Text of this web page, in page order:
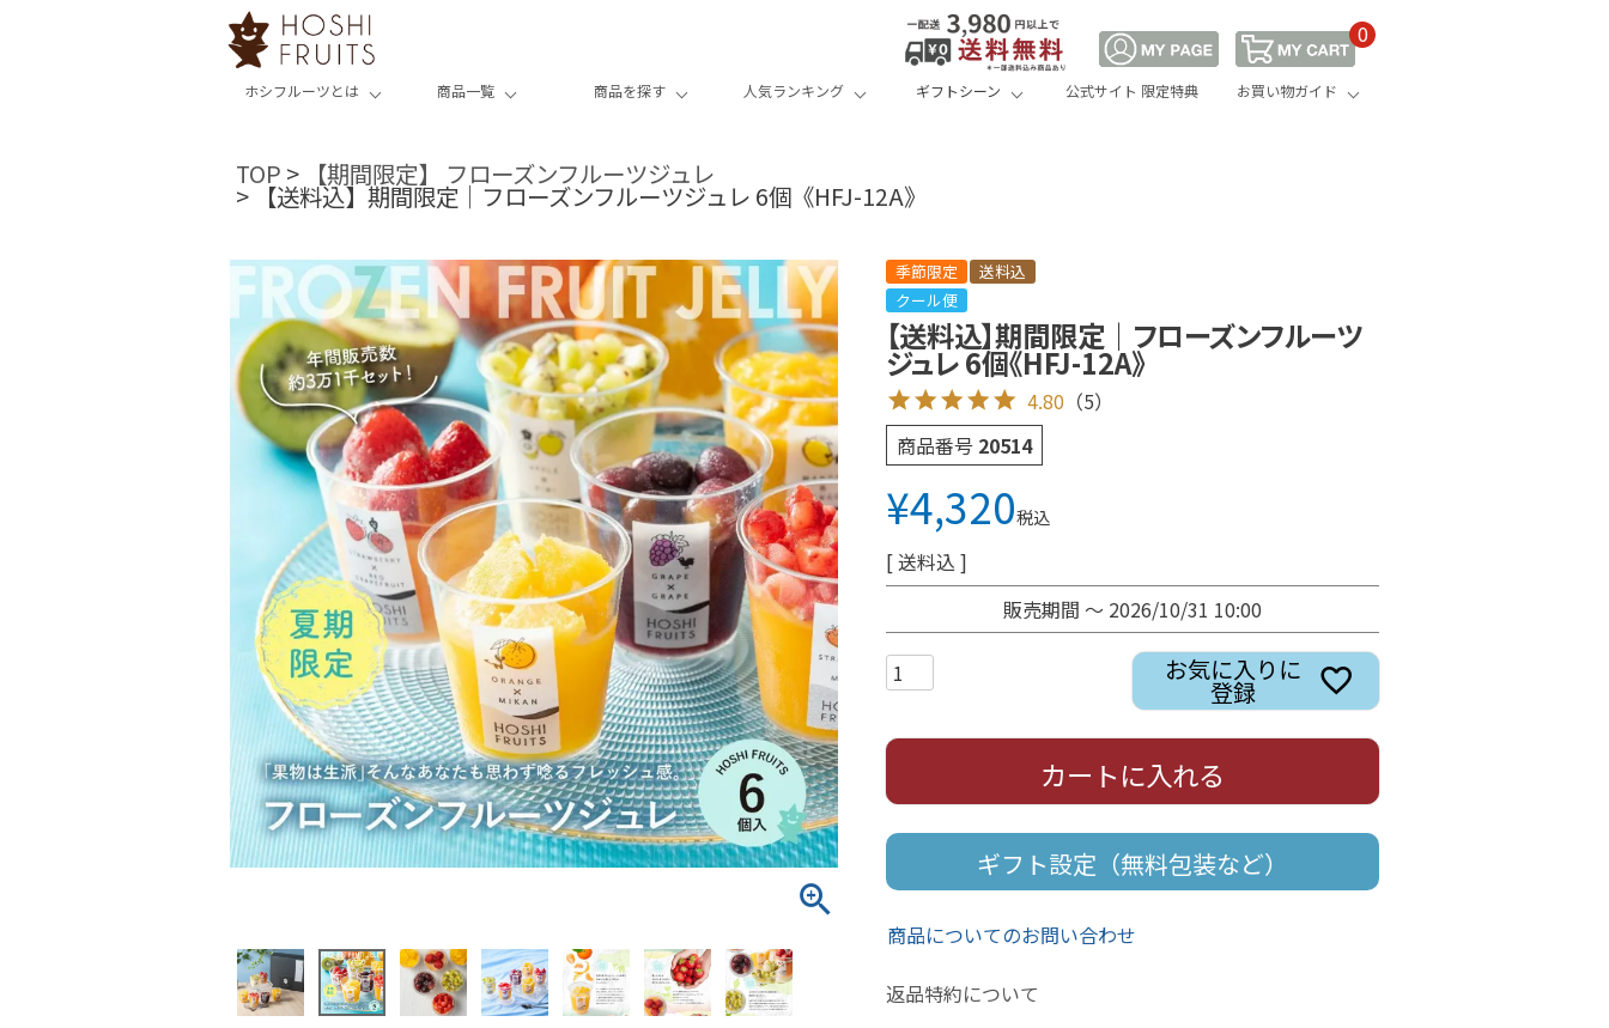
0
ホシフルーツとは 商品一覧 商品を探す 人気ランキング ギフトシーン 公式サイト 限定特典 お買い物ガイド
TOP 【期間限定】 フローズンフルーツジュレ
【送料込】期間限定｜フローズンフルーツジュレ 6個《HFJ-12A》
季節限定
送料込
クール便
【送料込】期間限定｜フローズンフルーツ
ジュレ 6個《HFJ-12A》
4.80 （5）
商品番号 20514
¥4,320税込
送料込
販売期間 〜 2026/10/31 10:00
お気に入りに
登録
カートに入れる
ギフト設定（無料包装など）
商品についてのお問い合わせ
返品特約について